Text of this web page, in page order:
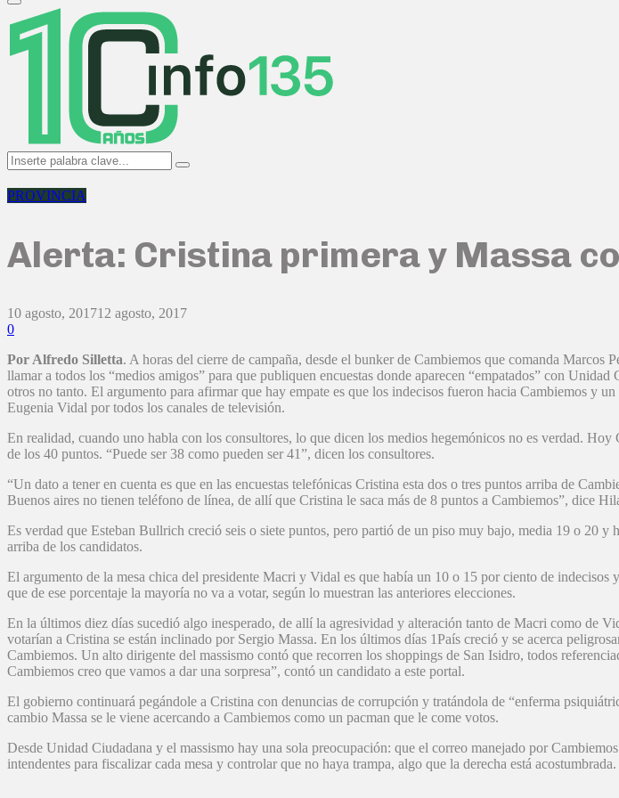
Primary
Menu
Search
for:
Search
PROVINCIA
Alerta: Cristina primera y Massa
10 agosto, 201712 agosto, 2017
0
Por Alfredo Silletta. A horas del cierre de campaña, desde el bunker de Cambiemos que comanda
llamar a todos los “medios amigos” para que publiquen encuestas donde aparecen “empatados” con
otros no tanto. El argumento para afirmar que hay empate es que los indecisos fueron hacia Cambiemos y
Eugenia Vidal por todos los canales de televisión.
En realidad, cuando uno habla con los consultores, lo que dicen los medios hegemónicos no es verdad.
de los 40 puntos. “Puede ser 38 como pueden ser 41”, dicen los consultores.
“Un dato a tener en cuenta es que en las encuestas telefónicas Cristina esta dos o tres puntos arriba de
Buenos aires no tienen teléfono de línea, de allí que Cristina le saca más de 8 puntos a Cambiemos”, dice
Es verdad que Esteban Bullrich creció seis o siete puntos, pero partió de un piso muy bajo, media 19 o 20
arriba de los candidatos.
El argumento de la mesa chica del presidente Macri y Vidal es que había un 10 o 15 por ciento de
que de ese porcentaje la mayoría no va a votar, según lo muestran las anteriores elecciones.
En la últimos diez días sucedió algo inesperado, de allí la agresividad y alteración tanto de Macri como de
votarían a Cristina se están inclinado por Sergio Massa. En los últimos días 1País creció y se acerca
Cambiemos. Un alto dirigente del massismo contó que recorren los shoppings de San Isidro, todos
Cambiemos creo que vamos a dar una sorpresa”, contó un candidato a este portal.
El gobierno continuará pegándole a Cristina con denuncias de corrupción y tratándola de “enferma
cambio Massa se le viene acercando a Cambiemos como un pacman que le come votos.
Desde Unidad Ciudadana y el massismo hay una sola preocupación: que el correo manejado por
intendentes para fiscalizar cada mesa y controlar que no haya trampa, algo que la derecha está acostumbrada.